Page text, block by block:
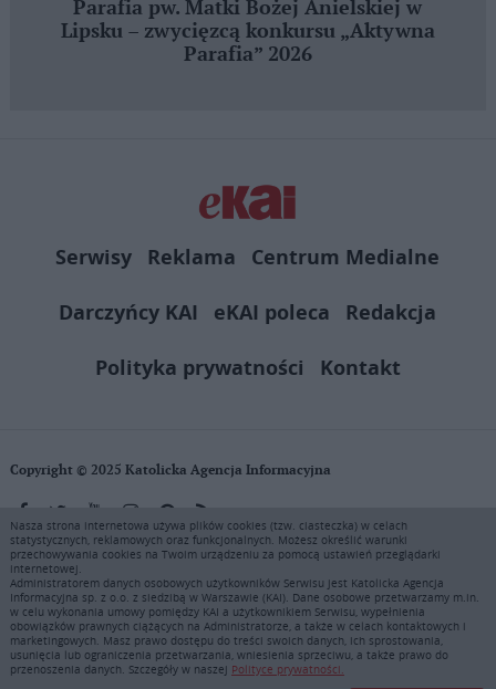
Parafia pw. Matki Bożej Anielskiej w
Lipsku – zwycięzcą konkursu „Aktywna
Parafia” 2026
Serwisy Reklama
Centrum Medialne
Darczyńcy KAI
eKAI poleca
Redakcja
Polityka prywatności
Kontakt
Copyright © 2025 Katolicka Agencja Informacyjna
KAI zastrzega wszelkie prawa do serwisu. Użytkownicy mogą pobierać
i drukować fragmenty zawartości serwisu internetowego www.ekai.pl
wyłącznie do użytku osobistego. Publikacja, rozpowszechnianie
zawartości niniejszego serwisu lub jej sprzedaż (także framing i in.
podobne metody), są bez uprzedniej pisemnej zgody KAI zabronione i
stanowią naruszenie ustaw o prawie autorskim, ochronie baz danych i
uczciwej konkurencji - będą ścigane przy pomocy wszelkich
dostępnych środków prawnych. Zapraszamy do prenumeraty serwisu
Nasza strona internetowa używa plików cookies (tzw. ciasteczka) w celach
statystycznych, reklamowych oraz funkcjonalnych. Możesz określić warunki
przechowywania cookies na Twoim urządzeniu za pomocą ustawień przeglądarki
internetowej.
Administratorem danych osobowych użytkowników Serwisu jest Katolicka Agencja
Informacyjna sp. z o.o. z siedzibą w Warszawie (KAI). Dane osobowe przetwarzamy m.in.
w celu wykonania umowy pomiędzy KAI a użytkownikiem Serwisu, wypełnienia
obowiązków prawnych ciążących na Administratorze, a także w celach kontaktowych i
marketingowych. Masz prawo dostępu do treści swoich danych, ich sprostowania,
usunięcia lub ograniczenia przetwarzania, wniesienia sprzeciwu, a także prawo do
przenoszenia danych. Szczegóły w naszej Polityce prywatności.